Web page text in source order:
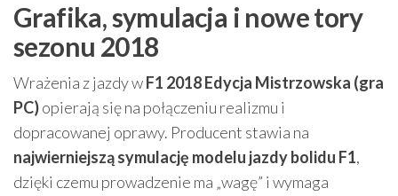
Grafika, symulacja i nowe tory
sezonu 2018
Wrażenia z jazdy wF1 2018 Edycja Mistrzowska (gra
PC)opierają się na połączeniu realizmu i
dopracowanej oprawy. Producent stawia na
najwierniejszą symulację modelu jazdy bolidu F1,
dzięki czemu prowadzenie ma „wagę” i wymaga